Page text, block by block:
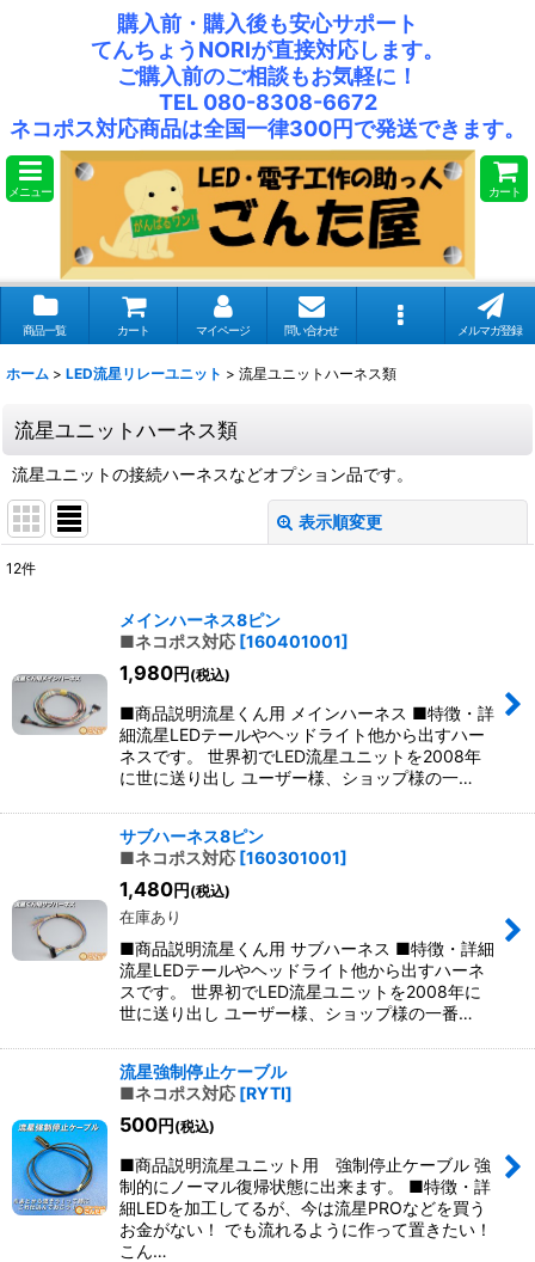
購入前・購入後も安心サポート
てんちょうNORIが直接対応します。
ご購入前のご相談もお気軽に！
TEL 080-8308-6672
ネコポス対応商品は全国一律300円で発送できます。
メニュー カート
商品一覧 カート マイページ 問い合わせ メルマガ登録
ホーム > LED流星リレーユニット > 流星ユニットハーネス類
流星ユニットハーネス類
流星ユニットの接続ハーネスなどオプション品です。
表示順変更
絞り込む
12件
メインハーネス8ピン
■ネコポス対応 [160401001]
1,980円(税込)
■商品説明流星くん用 メインハーネス ■特徴・詳
細流星LEDテールやヘッドライト他から出すハー
ネスです。 世界初でLED流星ユニットを2008年
に世に送り出し ユーザー様、ショップ様の一…
サブハーネス8ピン
■ネコポス対応 [160301001]
1,480円(税込)
在庫あり
■商品説明流星くん用 サブハーネス ■特徴・詳細
流星LEDテールやヘッドライト他から出すハーネ
スです。 世界初でLED流星ユニットを2008年に
世に送り出し ユーザー様、ショップ様の一番…
流星強制停止ケーブル
■ネコポス対応 [RYTI]
500円(税込)
■商品説明流星ユニット用 強制停止ケーブル 強
制的にノーマル復帰状態に出来ます。 ■特徴・詳
細LEDを加工してるが、今は流星PROなどを買う
お金がない！ でも流れるように作って置きたい！
こん…